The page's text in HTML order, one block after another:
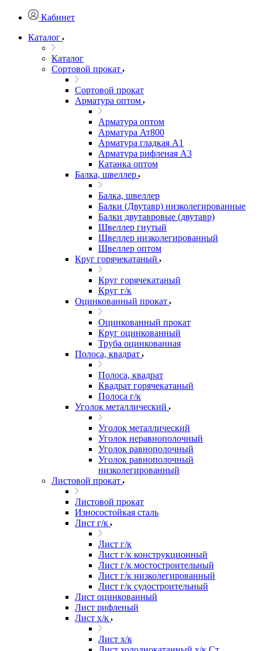
Кабинет
Каталог
Каталог
Сортовой прокат
Сортовой прокат
Арматура оптом
Арматура оптом
Арматура Ат800
Арматура гладкая А1
Арматура рифленая А3
Катанка оптом
Балка, швеллер
Балка, швеллер
Балки (Двутавр) низколегированные
Балки двутавровые (двутавр)
Швеллер гнутый
Швеллер низколегированный
Швеллер оптом
Круг горячекатаный
Круг горячекатаный
Круг г/к
Оцинкованный прокат
Оцинкованный прокат
Круг оцинкованный
Труба оцинкованная
Полоса, квадрат
Полоса, квадрат
Квадрат горячекатаный
Полоса г/к
Уголок металлический
Уголок металлический
Уголок неравнополочный
Уголок равнополочный
Уголок равнополочный
низколегированный
Листовой прокат
Листовой прокат
Износостойкая сталь
Лист г/к
Лист г/к
Лист г/к конструкционный
Лист г/к мостостроительный
Лист г/к низколегированный
Лист г/к судостроительный
Лист оцинкованный
Лист рифленый
Лист х/к
Лист х/к